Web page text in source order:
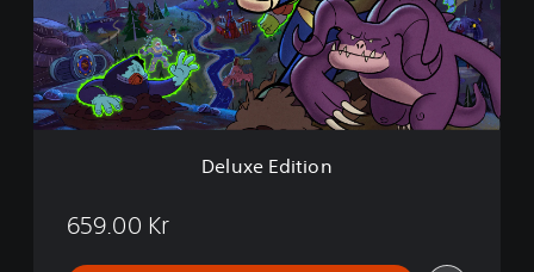
E
d
i
t
i
o
Deluxe Edition
659.00 Kr